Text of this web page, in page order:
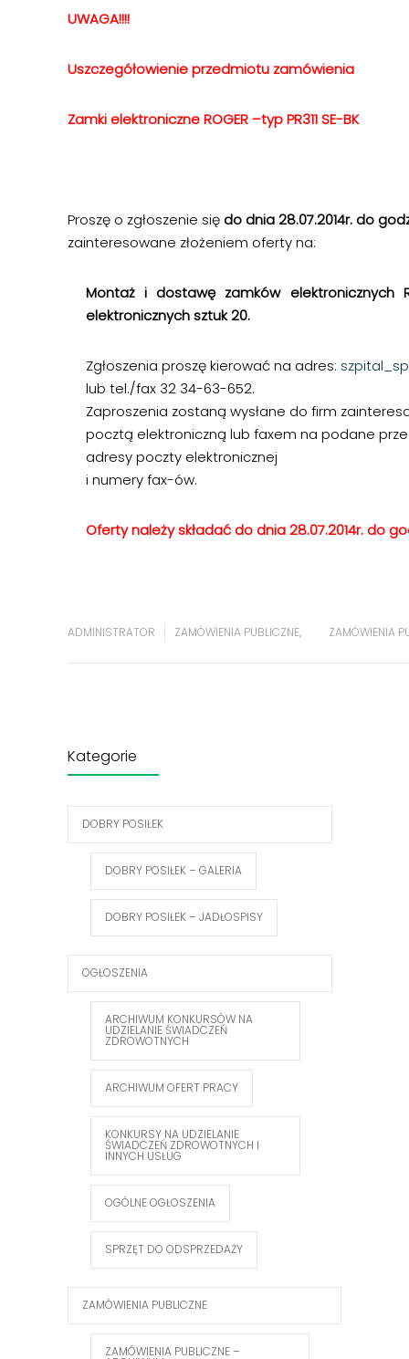
UWAGA!!!!
Uszczegółowienie przedmiotu zamówienia
Zamki elektroniczne ROGER –typ PR311 SE-BK
Proszę o zgłoszenie siędo dnia 28.07.2014r. do
zainteresowane złożeniem oferty na:
Montaż i dostawę zamków elektronicznych
elektronicznych sztuk 20.
Zgłoszenia proszę kierować na adres:
lub tel./fax 32 34-63-652.
Zaproszenia zostaną wysłane do firm
pocztą elektroniczną lub faxem na podane
adresy poczty elektronicznej
i numery fax-ów.
Oferty należy składać do dnia 28.07.2014r. do
ADMINISTRATOR ZAMÓWIENIA PUBLICZNE, ZAMÓWIENIA
Kategorie
DOBRY POSIŁEK
DOBRY POSIŁEK – GALERIA
DOBRY POSIŁEK – JADŁOSPISY
OGŁOSZENIA
ARCHIWUM KONKURSÓW NA
UDZIELANIE ŚWIADCZEŃ
ZDROWOTNYCH
ARCHIWUM OFERT PRACY
KONKURSY NA UDZIELANIE
ŚWIADCZEŃ ZDROWOTNYCH I
INNYCH USŁUG
OGÓLNE OGŁOSZENIA
SPRZĘT DO ODSPRZEDAŻY
ZAMÓWIENIA PUBLICZNE
ZAMÓWIENIA PUBLICZNE –